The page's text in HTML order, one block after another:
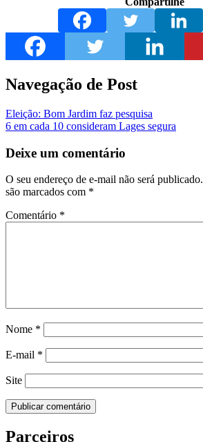
Navegação de Post
Eleição: Bom Jardim faz pesquisa
6 em cada 10 consideram Lages segura
Deixe um comentário
O seu endereço de e-mail não será publicado.
são marcados com *
Comentário *
Nome *
E-mail *
Site
Parceiros